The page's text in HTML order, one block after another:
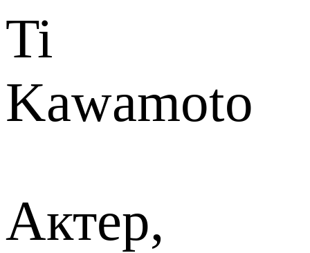
Ti
Kawamoto
Актер,